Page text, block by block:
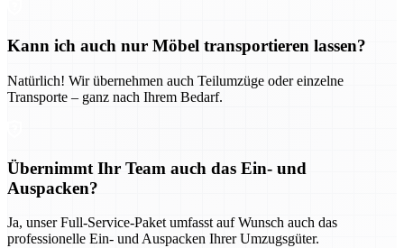
Kann ich auch nur Möbel transportieren lassen?
Natürlich! Wir übernehmen auch Teilumzüge oder einzelne
Transporte – ganz nach Ihrem Bedarf.
Übernimmt Ihr Team auch das Ein- und
Auspacken?
Ja, unser Full-Service-Paket umfasst auf Wunsch auch das
professionelle Ein- und Auspacken Ihrer Umzugsgüter.